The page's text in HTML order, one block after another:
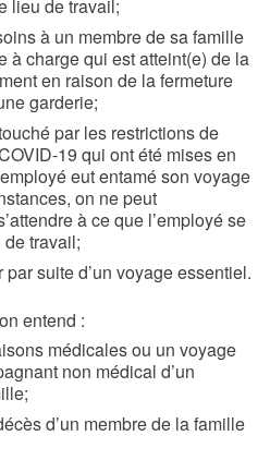
lieu de travail;
à un membre de sa famille
à charge qui est atteint(e) de la
en raison de la fermeture
garderie;
par les restrictions de
19 qui ont été mises en
eut entamé son voyage
on ne peut
à ce que l’employé se
travail;
par suite d’un voyage essentiel.
entend :
médicales ou un voyage
non médical d’un
d’un membre de la famille